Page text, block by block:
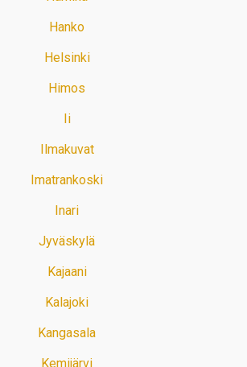
Hanko
Helsinki
Himos
Ii
Ilmakuvat
Imatrankoski
Inari
Jyväskylä
Kajaani
Kalajoki
Kangasala
Kemijärvi